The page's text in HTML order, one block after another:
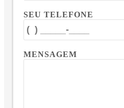
SEU TELEFONE
MENSAGEM